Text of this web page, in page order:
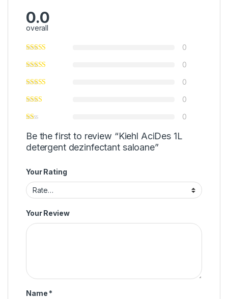
0.0
overall
0
0
0
0
0
Be the first to review “Kiehl AciDes 1L
detergent dezinfectant saloane”
Your Rating
Your Review
Name *